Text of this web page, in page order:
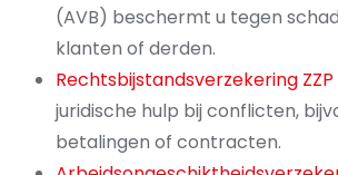
(AVB) beschermt u tegen
klanten of derden.
Rechtsbijstandsverzekering ZZP
juridische hulp bij conflicten,
betalingen of contracten.